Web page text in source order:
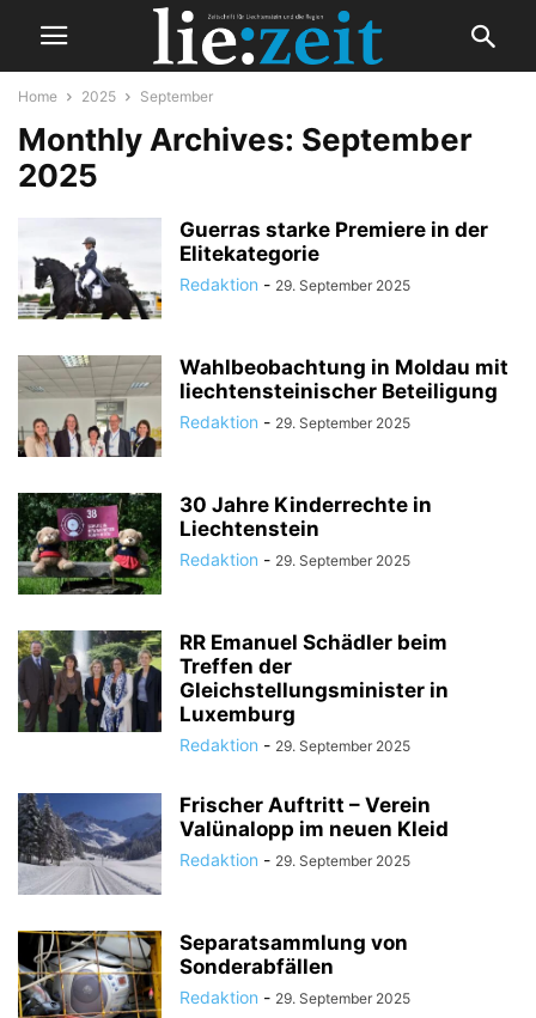
Home 2025 September
Monthly Archives: September
2025
Guerras starke Premiere in der
Elitekategorie
Redaktion - 29. September 2025
Wahlbeobachtung in Moldau mit
liechtensteinischer Beteiligung
Redaktion - 29. September 2025
30 Jahre Kinderrechte in
Liechtenstein
Redaktion - 29. September 2025
RR Emanuel Schädler beim
Treffen der
Gleichstellungsminister in
Luxemburg
Redaktion - 29. September 2025
Frischer Auftritt – Verein
Valünalopp im neuen Kleid
Redaktion - 29. September 2025
Separatsammlung von
Sonderabfällen
Redaktion - 29. September 2025